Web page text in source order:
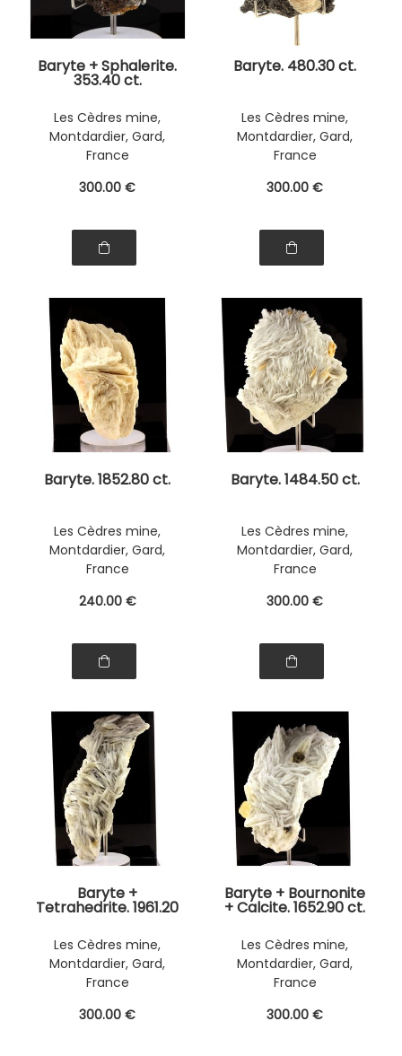
Baryte + Sphalerite.
353.40 ct.
Les Cèdres mine,
Montdardier, Gard,
France
300.00 €
Baryte. 480.30 ct.
Les Cèdres mine,
Montdardier, Gard,
France
300.00 €
Baryte. 1852.80 ct.
Les Cèdres mine,
Montdardier, Gard,
France
240.00 €
Baryte. 1484.50 ct.
Les Cèdres mine,
Montdardier, Gard,
France
300.00 €
Baryte +
Tetrahedrite. 1961.20
Les Cèdres mine,
Montdardier, Gard,
France
300.00 €
Baryte + Bournonite
+ Calcite. 1652.90 ct.
Les Cèdres mine,
Montdardier, Gard,
France
300.00 €